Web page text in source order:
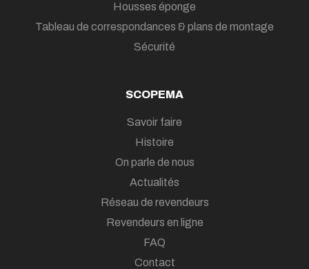
Housses éponge
Tableau de correspondances & plans de montage
Sécurité
SCOPEMA
Savoir faire
Histoire
On parle de nous
Actualités
Réseau de revendeurs
Revendeurs en ligne
FAQ
Contact